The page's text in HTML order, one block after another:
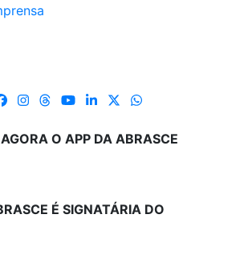
O APP DA ABRASCE
É SIGNATÁRIA DO